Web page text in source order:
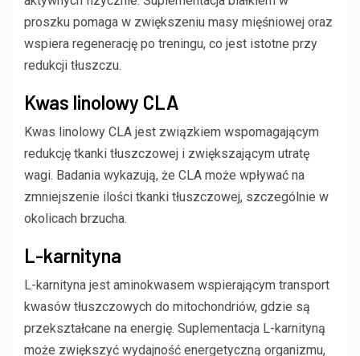
proszku pomaga w zwiększeniu masy mięśniowej oraz
wspiera regenerację po treningu, co jest istotne przy
redukcji tłuszczu.
Kwas linolowy CLA
Kwas linolowy CLA jest związkiem wspomagającym
redukcję tkanki tłuszczowej i zwiększającym utratę
wagi. Badania wykazują, że CLA może wpływać na
zmniejszenie ilości tkanki tłuszczowej, szczególnie w
okolicach brzucha.
L-karnityna
L-karnityna jest aminokwasem wspierającym transport
kwasów tłuszczowych do mitochondriów, gdzie są
przekształcane na energię. Suplementacja L-karnityną
może zwiększyć wydajność energetyczną organizmu,